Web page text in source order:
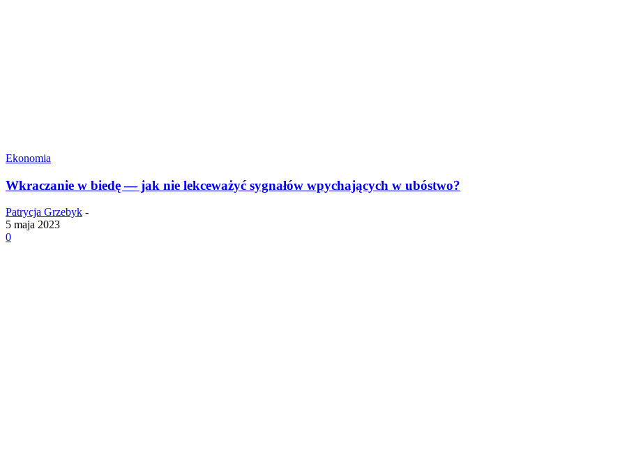
Ekonomia
Wkraczanie w biedę — jak nie lekceważyć sygnałów wpychających w ubóstwo?
Patrycja Grzebyk -
5 maja 2023
0